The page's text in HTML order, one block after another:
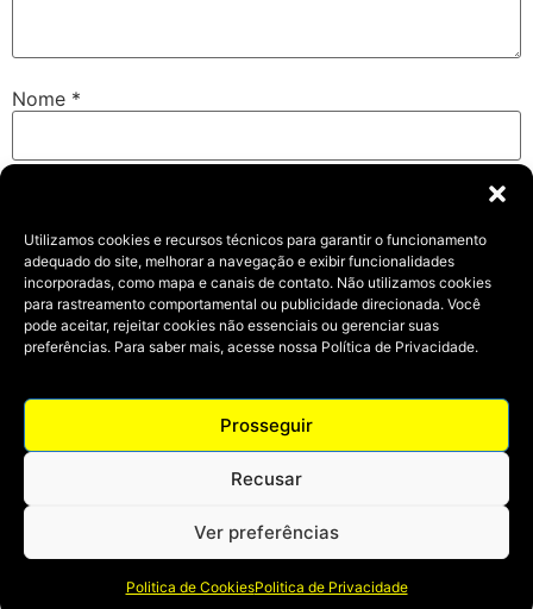
Utilizamos cookies e recursos técnicos para garantir o funcionamento
adequado do site, melhorar a navegação e exibir funcionalidades
incorporadas, como mapa e canais de contato. Não utilizamos cookies
para rastreamento comportamental ou publicidade direcionada. Você
pode aceitar, rejeitar cookies não essenciais ou gerenciar suas
preferências. Para saber mais, acesse nossa Política de Privacidade.
Prosseguir
Recusar
Ver preferências
Politica de CookiesPolitica de Privacidade
Nome *
Site
Salvar meus dados neste navegador para a próxima vez
© 2024 Todos os direitos reservados | Desenvolvido por